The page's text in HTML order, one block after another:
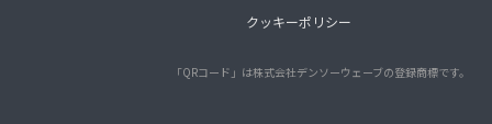
クッキーポリシー
「QRコード」は株式会社デンソーウェーブの登録商標です。